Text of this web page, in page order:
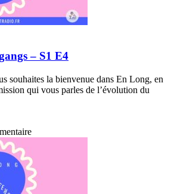
– S1 E4
souhaites la bienvenue dans En Long, en
qui vous parles de l’évolution du